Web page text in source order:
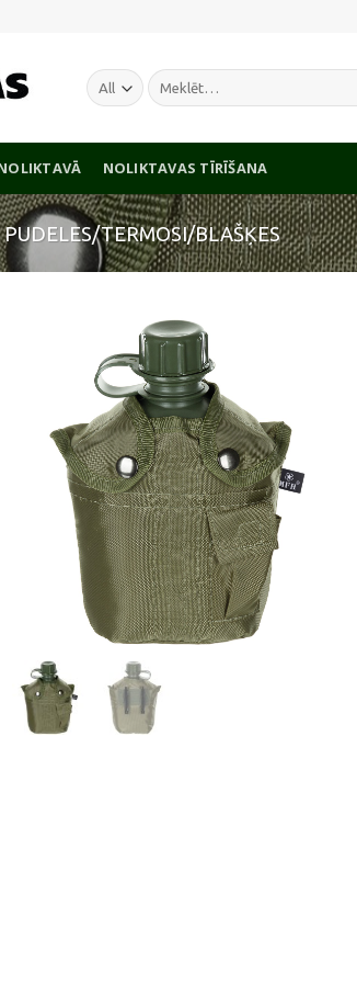
Meklēt:
NOLIKTAVAS TĪRĪŠANA
PUDELES/TERMOSI/BLAŠĶES
Pievienot
vēlmju
sarakstam